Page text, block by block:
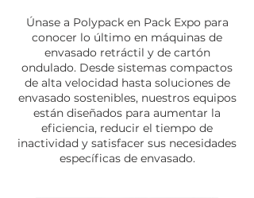
Únase a Polypack en Pack Expo para
conocer lo último en máquinas de
envasado retráctil y de cartón
ondulado. Desde sistemas compactos
de alta velocidad hasta soluciones de
envasado sostenibles, nuestros equipos
están diseñados para aumentar la
eficiencia, reducir el tiempo de
inactividad y satisfacer sus necesidades
específicas de envasado.